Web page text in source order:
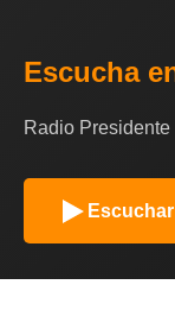
Escucha
Radio